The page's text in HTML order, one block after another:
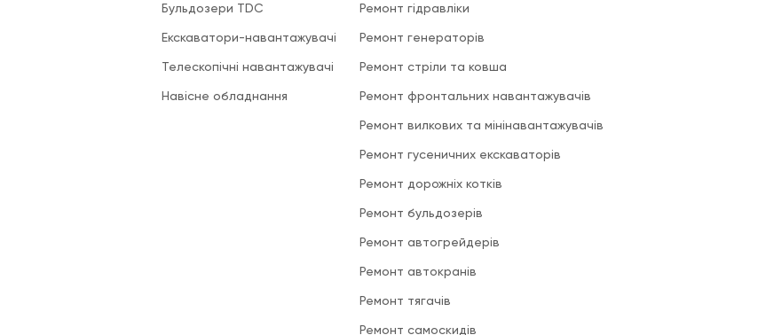
Бульдозери TDC
Екскаватори-навантажувачі
Телескопічні навантажувачі
Навісне обладнання
Ремонт гідравліки
Ремонт генераторів
Ремонт стріли та ковша
Ремонт фронтальних навантажувачів
Ремонт вилкових та мінінавантажувачів
Ремонт гусеничних екскаваторів
Ремонт дорожніх котків
Ремонт бульдозерів
Ремонт автогрейдерів
Ремонт автокранів
Ремонт тягачів
Ремонт самоскидів